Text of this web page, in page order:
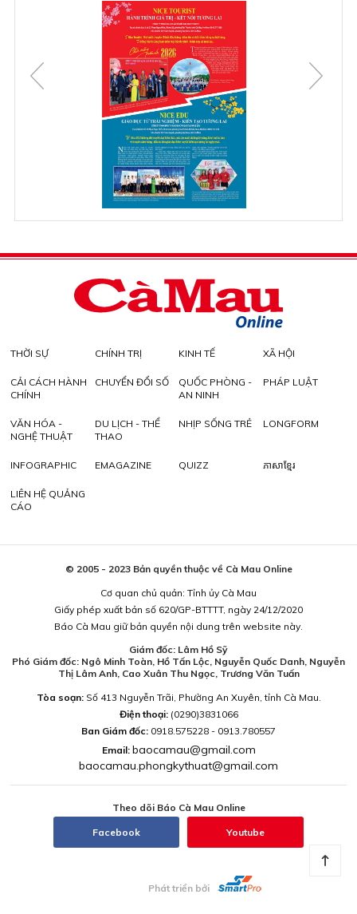
THỜI SỰ CHÍNH TRỊ KINH TẾ XÃ HỘI
CẢI CÁCH HÀNH
CHÍNH
CHUYỂN ĐỔI SỐ
QUỐC PHÒNG -
AN NINH
PHÁP LUẬT
VĂN HÓA -
NGHỆ THUẬT
DU LỊCH - THỂ
THAO
NHỊP SỐNG TRẺ LONGFORM
INFOGRAPHIC EMAGAZINE QUIZZ ភាសាខ្មែរ
LIÊN HỆ QUẢNG
CÁO
© 2005 - 2023 Bản quyền thuộc về Cà Mau Online
Cơ quan chủ quản: Tỉnh ủy Cà Mau
Giấy phép xuất bản số 620/GP-BTTTT, ngày 24/12/2020
Báo Cà Mau giữ bản quyền nội dung trên website này.
Giám đốc: Lâm Hồ Sỹ
Phó Giám đốc: Ngô Minh Toàn, Hồ Tấn Lộc, Nguyễn Quốc Danh, Nguyễn
Thị Lâm Anh, Cao Xuân Thu Ngọc, Trương Văn Tuấn
Tòa soạn:Số 413 Nguyễn Trãi, Phường An Xuyên, tỉnh Cà Mau.
Điện thoại: (0290)3831066
Ban Giám đốc: 0918.575228 - 0913.780557
Email: baocamau@gmail.com
baocamau.phongkythuat@gmail.com
Theo dõi Báo Cà Mau Online
Facebook Youtube
Phát triển bởi